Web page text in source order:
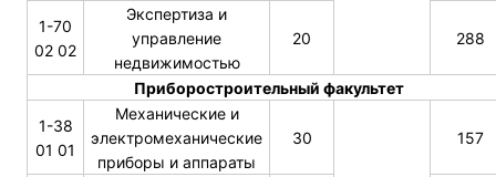
1-70
02 02
Экспертиза и
управление
недвижимостью
20 288
Приборостроительный факультет
1-38
01 01
Механические и
электромеханические
приборы и аппараты
30 157